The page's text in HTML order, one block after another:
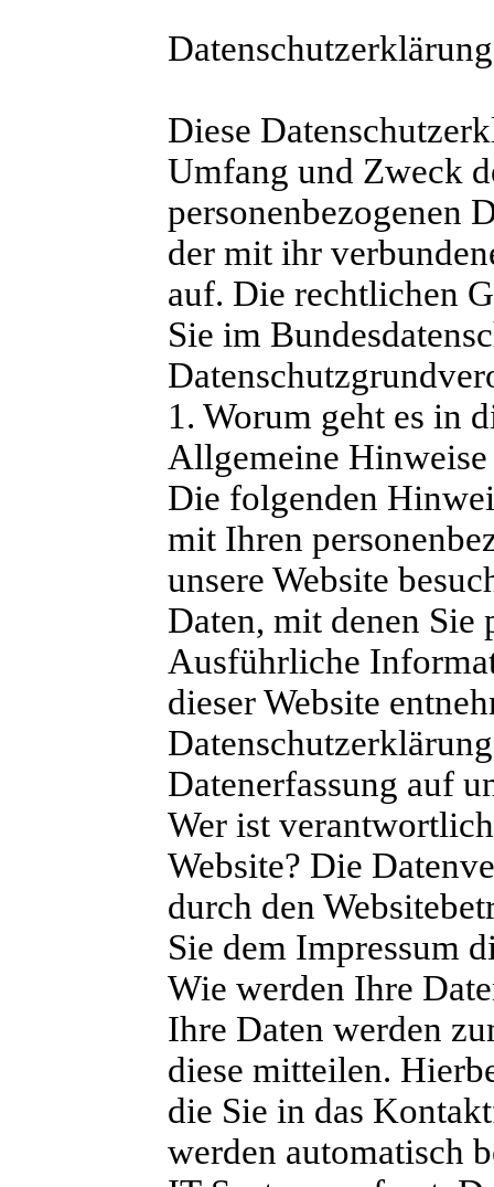
Datenschutzerklärung
Diese
Umfang und Zweck
personenbezogenen
der mit ihr
auf. Die rechtlichen
Sie im
1. Worum geht es in
Allgemeine Hinweise
Die folgenden
mit Ihren
unsere Website
Daten, mit denen
Ausführliche
dieser Website
Datenerfassung auf
Wer ist
Website? Die
durch den
Sie dem Impressum
Wie werden Ihre
Ihre Daten werden
diese mitteilen.
die Sie in das
werden automatisch